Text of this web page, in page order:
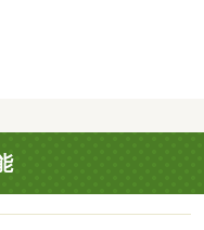
お問い合わせ電話番